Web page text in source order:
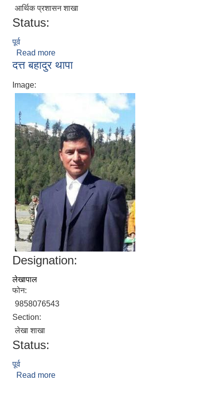
आर्थिक प्रशासन शाखा
Status:
पूर्व
Read more
दत्त बहादुर थापा
Image:
Designation:
लेखापाल
फोन:
9858076543
Section:
लेखा शाखा
Status:
पूर्व
Read more